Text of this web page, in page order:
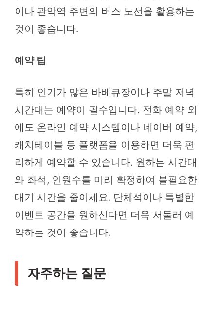
이나 관악역 주변의 버스 노선을 활용하는
것이 좋습니다.
예약 팁
특히 인기가 많은 바베큐장이나 주말 저녁
시간대는 예약이 필수입니다. 전화 예약 외
에도 온라인 예약 시스템이나 네이버 예약,
캐치테이블 등 플랫폼을 이용하면 더욱 편
리하게 예약할 수 있습니다. 원하는 시간대
와 좌석, 인원수를 미리 확정하여 불필요한
대기 시간을 줄이세요. 단체석이나 특별한
이벤트 공간을 원하신다면 더욱 서둘러 예
약하는 것이 좋습니다.
자주하는 질문